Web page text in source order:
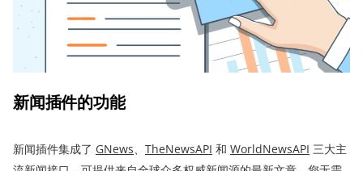
新闻插件的功能
新闻插件集成了 GNews、 TheNewsAPI 和 WorldNewsAPI 三大主